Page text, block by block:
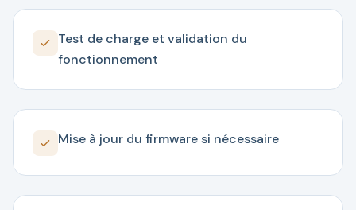
Test de charge et validation du
fonctionnement
Mise à jour du firmware si nécessaire